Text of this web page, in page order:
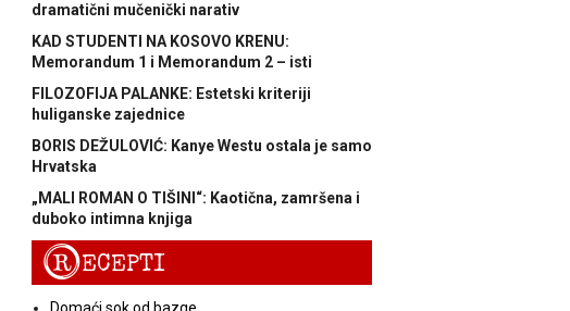
dramatični mučenički narativ
KAD STUDENTI NA KOSOVO KRENU:
Memorandum 1 i Memorandum 2 – isti
FILOZOFIJA PALANKE: Estetski kriteriji
huliganske zajednice
BORIS DEŽULOVIĆ: Kanye Westu ostala je samo
Hrvatska
„MALI ROMAN O TIŠINI“: Kaotična, zamršena i
duboko intimna knjiga
RECEPTI